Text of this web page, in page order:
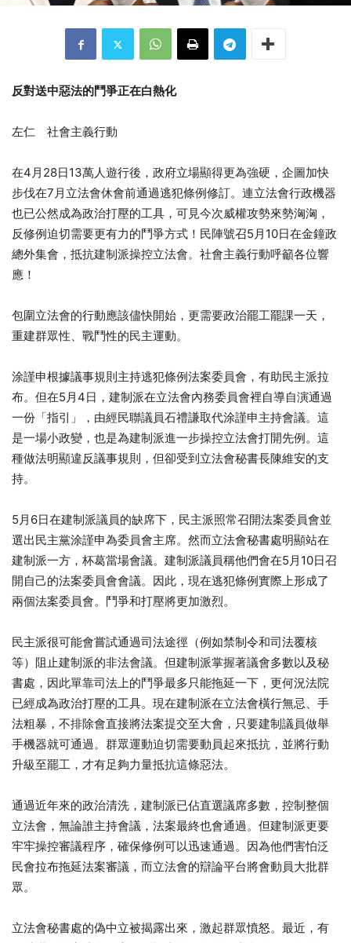
反對送中惡法的鬥爭正在白熱化
左仁 社會主義行動
在4月28日13萬人遊行後，政府立場顯得更為強硬，企圖加快
步伐在7月立法會休會前通過逃犯條例修訂。連立法會行政機器
也已公然成為政治打壓的工具，可見今次威權攻勢來勢洶洶，
反修例迫切需要更有力的鬥爭方式！民陣號召5月10日在金鐘政
總外集會，抵抗建制派操控立法會。社會主義行動呼籲各位響
應！
包圍立法會的行動應該儘快開始，更需要政治罷工罷課一天，
重建群眾性、戰鬥性的民主運動。
涂謹申根據議事規則主持逃犯條例法案委員會，有助民主派拉
布。但在5月4日，建制派在立法會內務委員會裡自導自演通過
一份「指引」，由經民聯議員石禮謙取代涂謹申主持會議。這
是一場小政變，也是為建制派進一步操控立法會打開先例。這
種做法明顯違反議事規則，但卻受到立法會秘書長陳維安的支
持。
5月6日在建制派議員的缺席下，民主派照常召開法案委員會並
選出民主黨涂謹申為委員會主席。然而立法會秘書處明顯站在
建制派一方，杯葛當場會議。建制派議員稱他們會在5月10日召
開自己的法案委員會會議。因此，現在逃犯條例實際上形成了
兩個法案委員會。鬥爭和打壓將更加激烈。
民主派很可能會嘗試通過司法途徑（例如禁制令和司法覆核
等）阻止建制派的非法會議。但建制派掌握著議會多數以及秘
書處，因此單靠司法上的鬥爭最多只能拖延一下，更何況法院
已經成為政治打壓的工具。現在建制派在立法會橫行無忌、手
法粗暴，不排除會直接將法案提交至大會，只要建制議員做舉
手機器就可通過。群眾運動迫切需要動員起來抵抗，並將行動
升級至罷工，才有足夠力量抵抗這條惡法。
通過近年來的政治清洗，建制派已佔直選議席多數，控制整個
立法會，無論誰主持會議，法案最終也會通過。但建制派更要
牢牢操控審議程序，確保修例可以迅速通過。因為他們害怕泛
民會拉布拖延法案審議，而立法會的辯論平台將會動員大批群
眾。
立法會秘書處的偽中立被揭露出來，激起群眾憤怒。最近，有